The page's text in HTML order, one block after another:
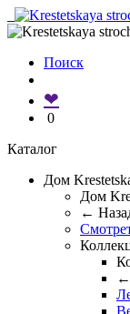
Поиск
❤
0
Каталог
Дом
Дом
←
←